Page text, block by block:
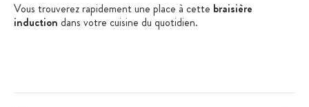
Vous trouverez rapidement une place à cette braisière
induction dans votre cuisine du quotidien.